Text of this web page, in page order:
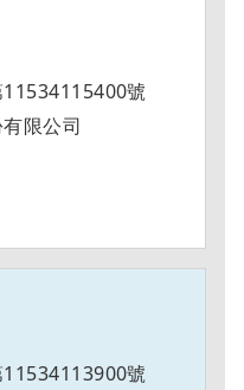
號
限公司
號